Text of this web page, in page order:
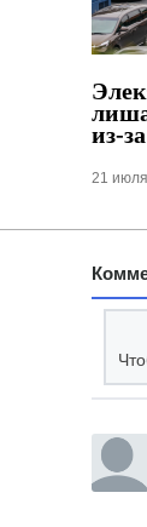
из-
21